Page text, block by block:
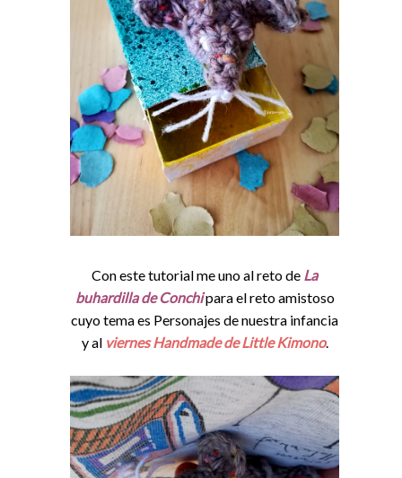
Con este tutorial me uno al reto de La
buhardilla de Conchipara el reto amistoso
cuyo tema es Personajes de nuestra infancia
y al viernes Handmade de Little Kimono.